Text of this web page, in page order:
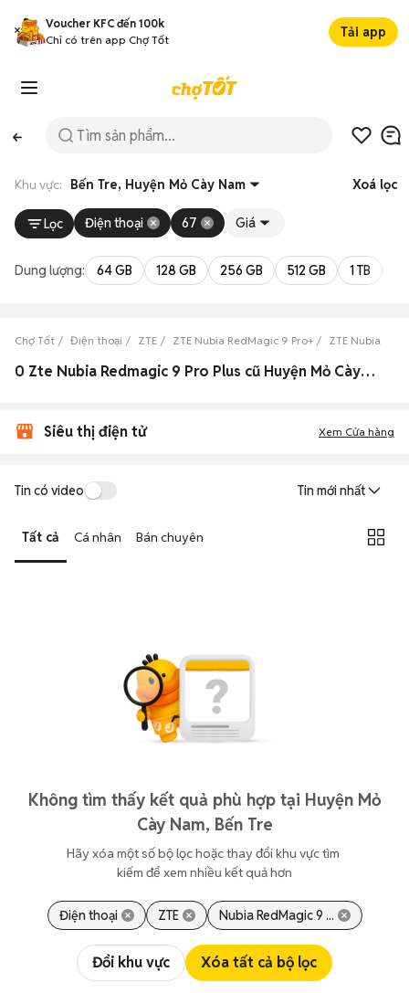
Voucher KFC đến 100k
Chỉ có trên app Chợ Tốt
Tải app
Khu vực: Bến Tre, Huyện Mỏ Cày Nam Xoá lọc
Lọc Điện thoại 67 Giá
Dung lượng: 64 GB 128 GB 256 GB 512 GB 1 TB
Chợ Tốt Điện thoại ZTE ZTE Nubia RedMagic 9 Pro+ ZTE Nubia
0 Zte Nubia Redmagic 9 Pro Plus cũ Huyện Mỏ Cày Nam, Bến Tre đẹp
Siêu thị điện tử Xem Cửa hàng
Tin có video Tin mới nhất
Tất cả Cá nhân Bán chuyên
Không tìm thấy kết quả phù hợp tại Huyện Mỏ
Cày Nam, Bến Tre
Hãy xóa một số bộ lọc hoặc thay đổi khu vực tìm
kiếm để xem nhiều kết quả hơn
Điện thoại ZTE Nubia RedMagic 9 ...
Đổi khu vực Xóa tất cả bộ lọc